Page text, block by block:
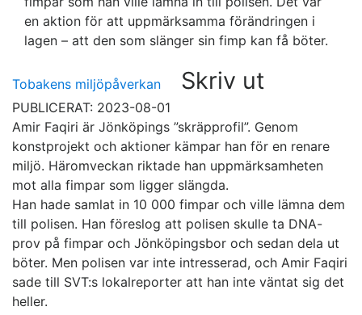
en aktion för att uppmärksamma förändringen i
lagen – att den som slänger sin fimp kan få böter.
Tobakens miljöpåverkan Skriv ut
PUBLICERAT: 2023-08-01
Amir Faqiri är Jönköpings ”skräpprofil”. Genom
konstprojekt och aktioner kämpar han för en renare
miljö. Häromveckan riktade han uppmärksamheten
mot alla fimpar som ligger slängda.
Han hade samlat in 10 000 fimpar och ville lämna dem
till polisen. Han föreslog att polisen skulle ta DNA-
prov på fimpar och Jönköpingsbor och sedan dela ut
böter. Men polisen var inte intresserad, och Amir Faqiri
sade till SVT:s lokalreporter att han inte väntat sig det
heller.